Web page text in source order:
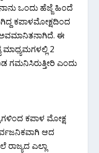
ಒಂದು ಹೆಜ್ಜೆ ಹಿಂದೆ
ಕಪಾಳಮೋಕ್ಷದಿಂದ
ಅವಮಾನಿತನಾಗಿದೆ. ಈ
2
ಗಮನಿಸಿರುತ್ತೀರಿ ಎಂದು
ಕಪಾಳ ಮೋಕ್ಷ
ಆದ
ಎಲ್ಲಾ